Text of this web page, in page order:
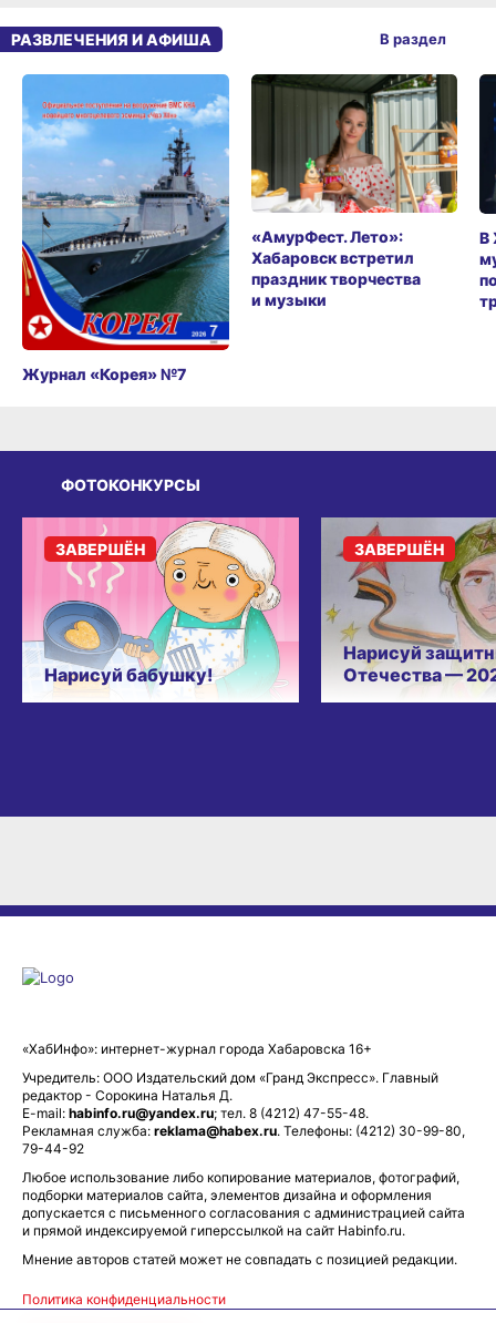
РАЗВЛЕЧЕНИЯ И АФИША
Журнал «Корея» №7
«АмурФест. Лето»:
Хабаровск встретил
праздник творчества
и музыки
В
В раздел
ФОТОКОНКУРСЫ
Нарисуй бабушку!
ЗАВЕРШЁН
Нарисуй
Отечества —
ЗАВЕРШЁН
«ХабИнфо»: интернет-журнал города Хабаровска 16+
Учредитель: ООО Издательский дом «Гранд Экспресс». Главный
редактор - Сорокина Наталья Д.
E-mail: habinfo.ru@yandex.ru; тел. 8 (4212) 47-55-48.
Рекламная служба: reklama@habex.ru. Телефоны: (4212) 30-99-80,
79-44-92
Любое использование либо копирование материалов, фотографий,
подборки материалов сайта, элементов дизайна и оформления
допускается с письменного согласования с администрацией сайта
и прямой индексируемой гиперссылкой на сайт Habinfo.ru.
Мнение авторов статей может не совпадать с позицией редакции.
Политика конфиденциальности